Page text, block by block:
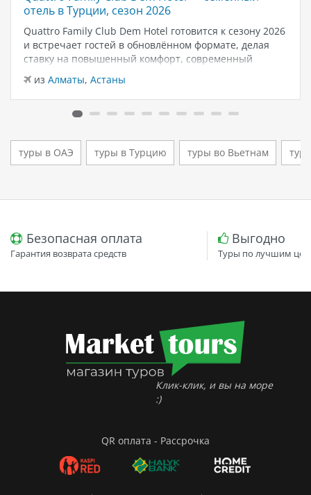
отель в Турции, сезон 2026
Quattro Family Club Dem Hotel готовится к сезону 2026
и встречает гостей в обновлённом формате, делая
ставку на повышенный комфорт, современный
дизайн и атмосферу спокойного семейного отдыха у
моря. Отель остаётся популярным выбором для тех,
кто ищет семейный отель в…
из Алматы, Астаны
туры в ОАЭ туры в Турцию туры во Вьетнам
Безопасная оплата
Гарантия возврата средств
Выгодно
Туры по лучшим
Клик-клик, и вы на море
:)
QR оплата - Рассрочка